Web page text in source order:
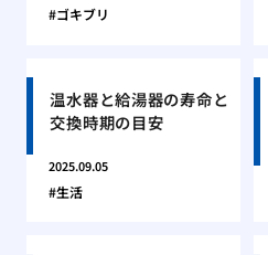
ゴキブリ
温水器と給湯器の寿命と
交換時期の目安
2025.09.05
生活